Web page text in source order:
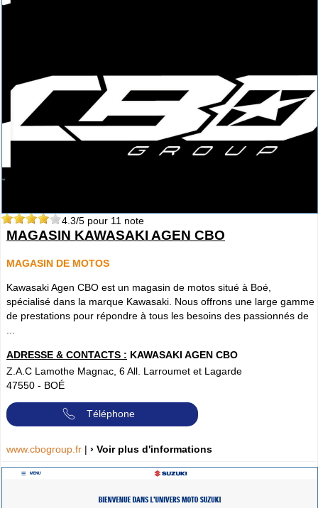
4.3/5 pour 11 note
MAGASIN KAWASAKI AGEN CBO
MAGASIN DE MOTOS
Kawasaki Agen CBO est un magasin de motos situé à Boé,
spécialisé dans la marque Kawasaki. Nous offrons une large gamme
de prestations pour répondre à tous les besoins des passionnés de
...
ADRESSE & CONTACTS : KAWASAKI AGEN CBO
Z.A.C Lamothe Magnac, 6 All. Larroumet et Lagarde
47550 - BOÉ
Téléphone
www.cbogroup.fr | › Voir plus d'informations